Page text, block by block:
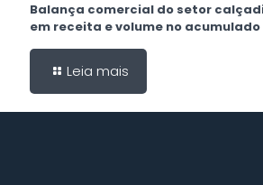
Balança comercial do setor
em receita e volume no acumulado
Leia mais